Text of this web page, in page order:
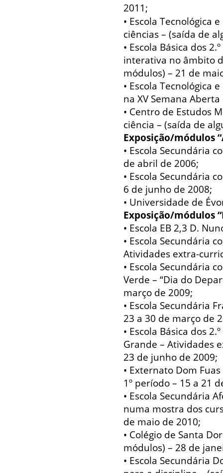
2011;
• Escola Tecnológica
ciências – (saída de
• Escola Básica dos
interativa no âmbito
módulos) – 21 de
• Escola Tecnológica
na XV Semana
• Centro de Estudos
ciência – (saída de
Exposição/módulos
• Escola Secundária
de abril de 2006;
• Escola Secundária
6 de junho de 2008;
• Universidade de
Exposição/módulos
• Escola EB 2,3 D.
• Escola Secundária
Atividades extra-
• Escola Secundária
Verde – “Dia do
março de 2009;
• Escola Secundária
23 a 30 de março de
• Escola Básica dos
Grande – Atividades
23 de junho de 2009;
• Externato Dom
1º período – 15 a 21
• Escola Secundária
numa mostra dos
de maio de 2010;
• Colégio de Santa
módulos) – 28 de
• Escola Secundária